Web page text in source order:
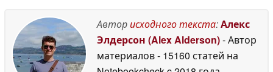
May 2026
Авторисходного текста:Алекс
Элдерсон (Alex Alderson)- Автор
материалов- 15160 статей на